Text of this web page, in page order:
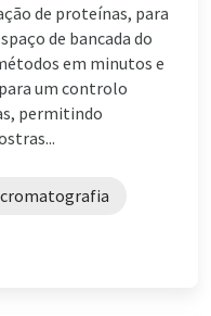
de proteínas, para
de bancada do
em minutos e
um controlo
permitindo
cromatografia